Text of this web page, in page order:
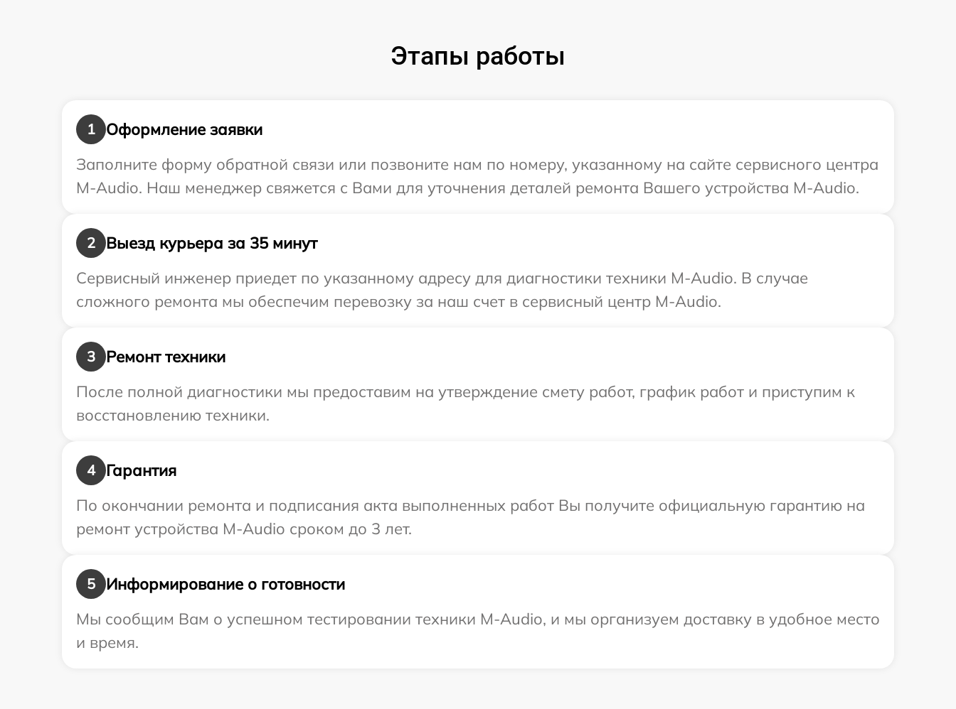
Этапы работы
1
Оформление заявки
Заполните форму обратной связи или позвоните нам по номеру, указанному на сайте сервисного центра
M-Audio. Наш менеджер свяжется с Вами для уточнения деталей ремонта Вашего устройства M-Audio.
2
Выезд курьера за 35 минут
Сервисный инженер приедет по указанному адресу для диагностики техники M-Audio. В случае
сложного ремонта мы обеспечим перевозку за наш счет в сервисный центр M-Audio.
3
Ремонт техники
После полной диагностики мы предоставим на утверждение смету работ, график работ и приступим к
восстановлению техники.
4
Гарантия
По окончании ремонта и подписания акта выполненных работ Вы получите официальную гарантию на
ремонт устройства M-Audio сроком до 3 лет.
5
Информирование о готовности
Мы сообщим Вам о успешном тестировании техники M-Audio, и мы организуем доставку в удобное место
и время.